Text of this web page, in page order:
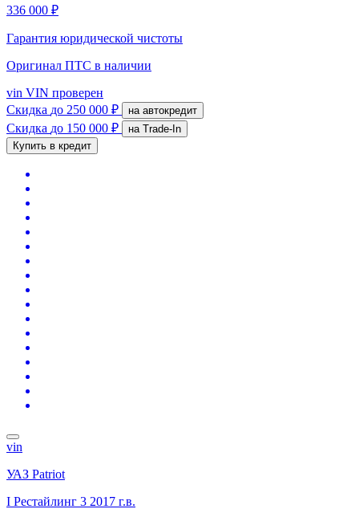
336 000 ₽
Гарантия юридической чистоты
Оригинал ПТС в наличии
vin VIN проверен
Скидка до 250 000 ₽ на автокредит
Скидка до 150 000 ₽
на Trade-In
Купить в кредит
vin
УАЗ Patriot
I Рестайлинг 3 2017 г.в.